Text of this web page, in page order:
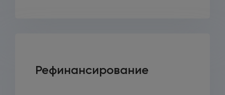
Рефинансирование